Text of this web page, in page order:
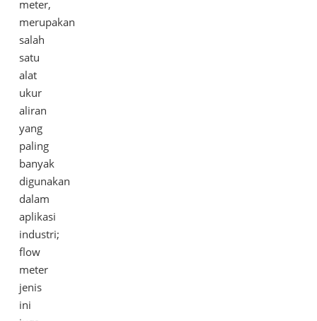
meter,
merupakan
salah
satu
alat
ukur
aliran
yang
paling
banyak
digunakan
dalam
aplikasi
industri;
flow
meter
jenis
ini